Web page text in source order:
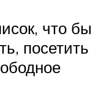
что бы
посетить